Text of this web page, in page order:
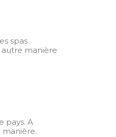
spas
autre manière
pays. A